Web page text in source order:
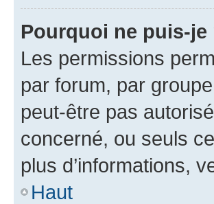
Pourquoi ne puis-
Les permissions
par forum, par
peut-être pas
concerné, ou seuls
plus d’informations,
Haut